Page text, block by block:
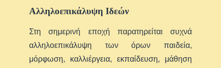
Αλληλοεπικάλυψη Ιδεών
Στη σημερινή εποχή παρατηρείται συχνά
αλληλοεπικάλυψη των όρων παιδεία,
μόρφωση, καλλιέργεια, εκπαίδευση, μάθηση